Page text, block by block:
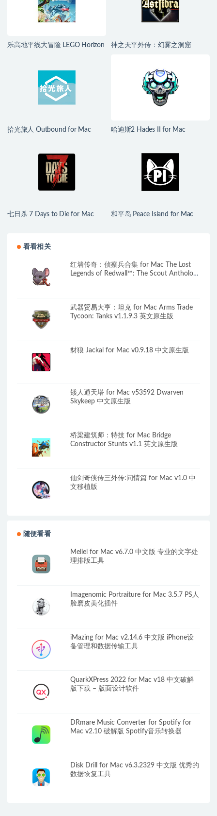
乐高地平线大冒险 LEGO Horizon
神之天平外传：幻雾之洞窟
拾光旅人 Outbound for Mac
哈迪斯2 Hades II for Mac
七日杀 7 Days to Die for Mac
和平岛 Peace Island for Mac
看看相关
红墙传奇：侦察兵合集 for Mac The Lost
Legends of Redwall™: The Scout Anthology
武器贸易大亨：坦克 for Mac Arms Trade
Tycoon: Tanks v1.1.9.3 英文原生版
豺狼 Jackal for Mac v0.9.18 中文原生版
矮人通天塔 for Mac v53592 Dwarven
Skykeep 中文原生版
桥梁建筑师：特技 for Mac Bridge
Constructor Stunts v1.1 英文原生版
仙剑奇侠传三外传:问情篇 for Mac v1.0 中
文移植版
随便看看
Mellel for Mac v6.7.0 中文版 专业的文字处
理排版工具
Imagenomic Portraiture for Mac 3.5.7 PS人
脸磨皮美化插件
iMazing for Mac v2.14.6 中文版 iPhone设
备管理和数据传输工具
QuarkXPress 2022 for Mac v18 中文破解
版下载 – 版面设计软件
DRmare Music Converter for Spotify for
Mac v2.10 破解版 Spotify音乐转换器
Disk Drill for Mac v6.3.2329 中文版 优秀的
数据恢复工具